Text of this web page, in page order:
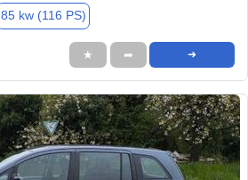
85 kw (116 PS)
★ ➦ ➜